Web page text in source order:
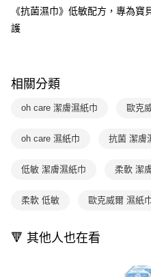
【注意事項】
１．透過由恩沛科技股份有限公司提
易，需依本服務之必要範圍內提供個
３．未成年的使用者請事先徵得法定
任。
時審查核予不同之上限額度；若仍
恩沛科技股份有限公司將有權停止
《抗菌濕巾》低敏配方，專為
護
相關分類
oh care 潔膚濕紙巾 歐克
oh care 濕紙巾 抗菌 潔膚
低敏 潔膚濕紙巾 柔軟 潔
柔軟 低敏 歐克威爾 濕紙
🔻 其他人也在看